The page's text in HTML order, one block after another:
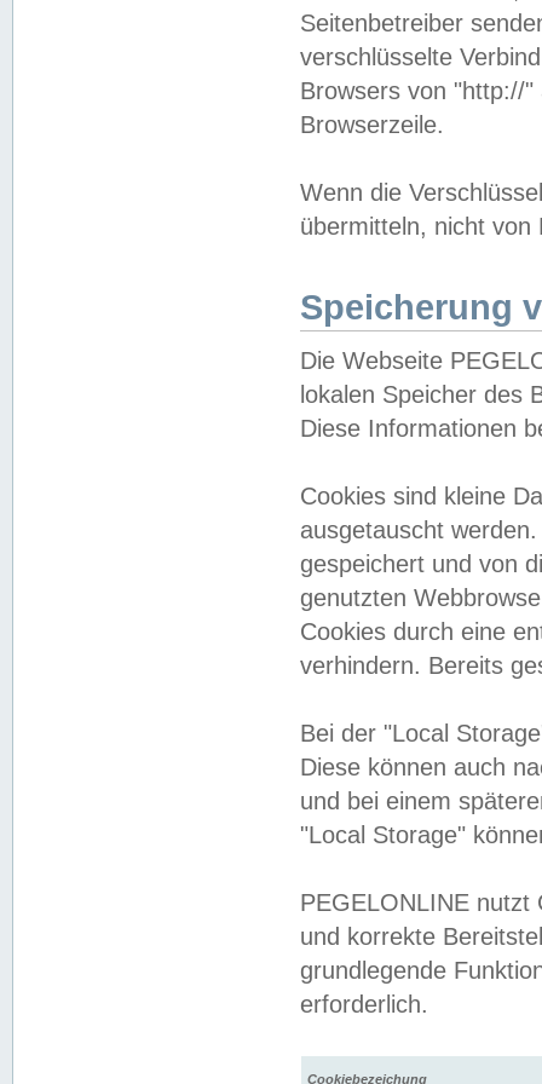
Seitenbetreiber
verschlüsselte
Browsers von "http://
Browserzeile.
Wenn die
übermitteln, nicht von
Speicherung
Die Webseite
lokalen Speicher des
Diese Informationen
Cookies sind kleine
ausgetauscht
gespeichert und von
genutzten
Cookies durch eine
verhindern. Bereits
Bei der "Local
Diese können auch
und bei einem
"Local Storage"
PEGELONLINE nutzt
und korrekte
grundlegende
erforderlich.
Cookiebezeichung